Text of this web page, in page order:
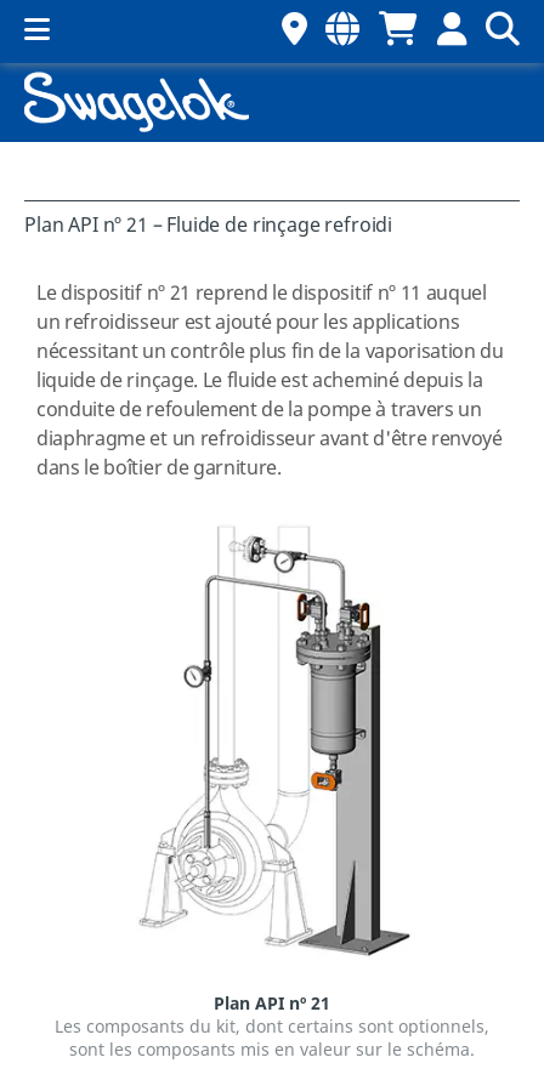
Plan API nº 21 – Fluide de rinçage refroidi
Le dispositif nº 21 reprend le dispositif nº 11 auquel
un refroidisseur est ajouté pour les applications
nécessitant un contrôle plus fin de la vaporisation du
liquide de rinçage. Le fluide est acheminé depuis la
conduite de refoulement de la pompe à travers un
diaphragme et un refroidisseur avant d'être renvoyé
dans le boîtier de garniture.
Plan API nº 21
Les composants du kit, dont certains sont optionnels,
sont les composants mis en valeur sur le schéma.